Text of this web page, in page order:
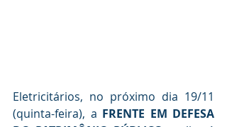
Eletricitários, no próximo dia 19/11
(quinta-feira), a FRENTE EM DEFESA